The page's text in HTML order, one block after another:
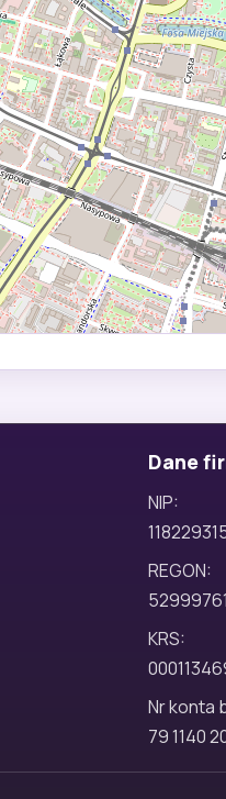
Dane
NIP:
REGON:
KRS:
Nr konta
79 1140